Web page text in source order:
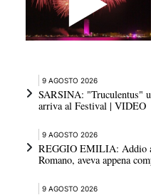
9 AGOSTO 2026
SARSINA: "Truculentus"
arriva al Festival | VIDEO
9 AGOSTO 2026
REGGIO EMILIA: Addio
Romano, aveva appena
9 AGOSTO 2026